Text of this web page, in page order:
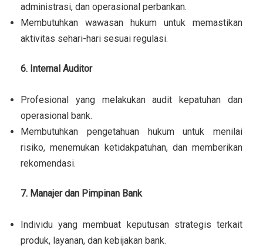
administrasi, dan operasional perbankan.
Membutuhkan wawasan hukum untuk memastikan
aktivitas sehari-hari sesuai regulasi.
6. Internal Auditor
Profesional yang melakukan audit kepatuhan dan
operasional bank.
Membutuhkan pengetahuan hukum untuk menilai
risiko, menemukan ketidakpatuhan, dan memberikan
rekomendasi.
7. Manajer dan Pimpinan Bank
Individu yang membuat keputusan strategis terkait
produk, layanan, dan kebijakan bank.